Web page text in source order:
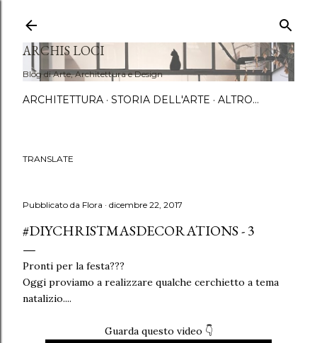
ARCHIS LOCI
Blog di Arte, Architettura e Design
ARCHITETTURA STORIA DELL'ARTE ALTRO…
TRANSLATE
Pubblicato da Flora dicembre 22, 2017
#DIYCHRISTMASDECORATIONS - 3
Pronti per la festa???
Oggi proviamo a realizzare qualche cerchietto a tema
natalizio....
Guarda questo video 👇